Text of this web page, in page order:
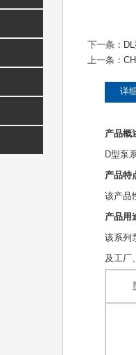
下一条：
上一条：
详
产品概
D型泵
产品特
该产品
产品用
该系列
及工厂